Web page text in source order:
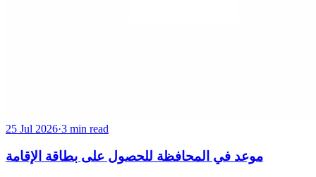
25 Jul 2026·3 min read
موعد في المحافظة للحصول على بطاقة الإقامة